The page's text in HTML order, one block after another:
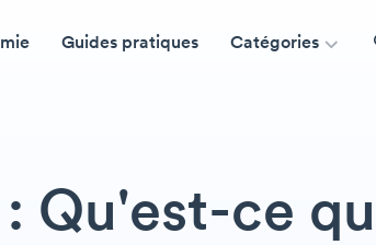
Guides pratiques Catégories
Qu'est-ce